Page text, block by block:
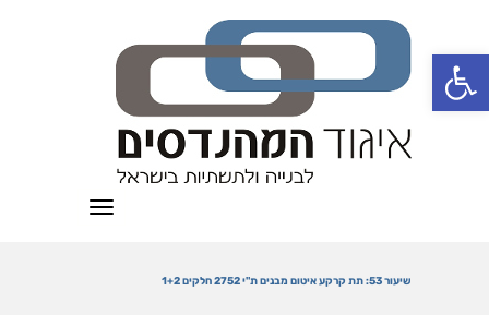
פתח סרגל נגישות
תפריט
שיעור 53: תת קרקע איטום מבנים ת"י 2752 חלקים 1+2